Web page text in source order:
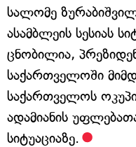
სალომე
ასამბლეის სესიას
ცნობილია,
საქართველოში
საქართველოს
ადამიანის
სიტუაციაზე.